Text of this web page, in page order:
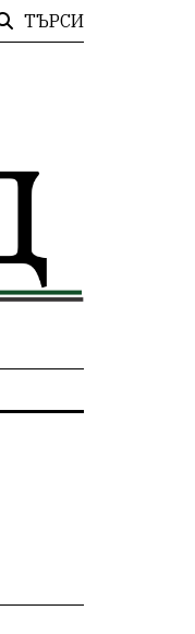
ТЪРСИ